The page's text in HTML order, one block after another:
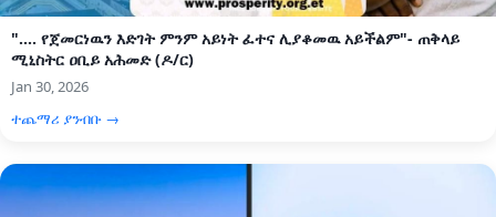
".... የጀመርነዉን እድገት ምንም አይነት ፈተና ሊያቆመዉ አይችልም"- ጠቅላይ
ሚኒስትር ዐቢይ አሕመድ (ዶ/ር)
Jan 30, 2026
ተጨማሪ ያንብቡ →